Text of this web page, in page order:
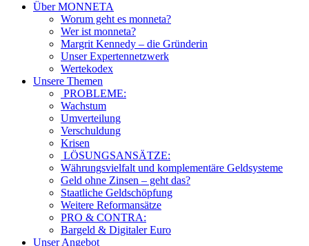
Über MONNETA
Worum geht es monneta?
Wer ist monneta?
Margrit Kennedy – die Gründerin
Unser Expertennetzwerk
Wertekodex
Unsere Themen
PROBLEME:
Wachstum
Umverteilung
Verschuldung
Krisen
LÖSUNGSANSÄTZE:
Währungsvielfalt und komplementäre Geldsysteme
Geld ohne Zinsen – geht das?
Staatliche Geldschöpfung
Weitere Reformansätze
PRO & CONTRA:
Bargeld & Digitaler Euro
Unser Angebot